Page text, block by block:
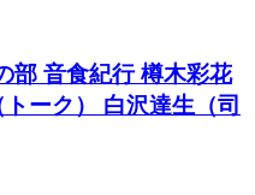
部 音食紀行 樽木彩花
ーク） 白沢達生（司